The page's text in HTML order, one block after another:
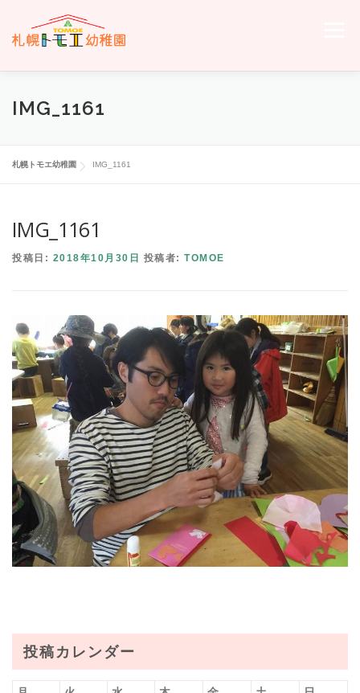
ツ
ホーム トモエについて
交通案内 お問い合わせ
IMG_1161
札幌トモエ幼稚園 IMG_1161
IMG_1161
投稿日: 2018年10月30日 投稿者: TOMOE
投稿カレンダー